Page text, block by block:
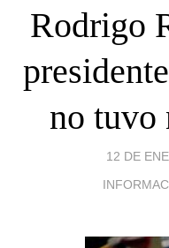
Rodrigo
no tuvo
12 DE